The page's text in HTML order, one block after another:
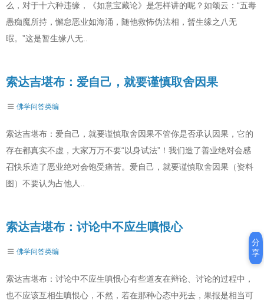
么，对于十六种违缘，《如意宝藏论》是怎样讲的呢？如颂云：“五毒
愚痴魔所持，懈怠恶业如海涌，随他救怖伪法相，暂生缘之八无
暇。”这是暂生缘八无..
索达吉堪布：爱自己，就要谨慎取舍因果
佛学问答类编
索达吉堪布：爱自己，就要谨慎取舍因果不管你是否承认因果，它的
存在都真实不虚，大家万万不要“以身试法”！我们造了善业绝对会感
召快乐造了恶业绝对会饱受痛苦。爱自己，就要谨慎取舍因果（资料
图）不要认为占他人..
索达吉堪布：讨论中不应生嗔恨心
佛学问答类编
索达吉堪布：讨论中不应生嗔恨心有些道友在辩论、讨论的过程中，
也不应该互相生嗔恨心，不然，若在那种心态中死去，果报是相当可
分
享